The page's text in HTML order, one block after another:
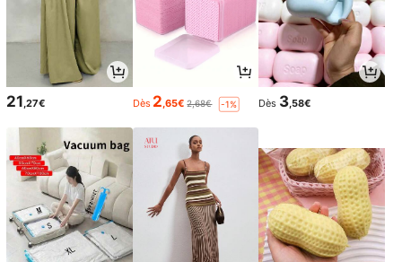
21,27€ Dès 2,65€ 2,68€ -1% Dès 3,58€